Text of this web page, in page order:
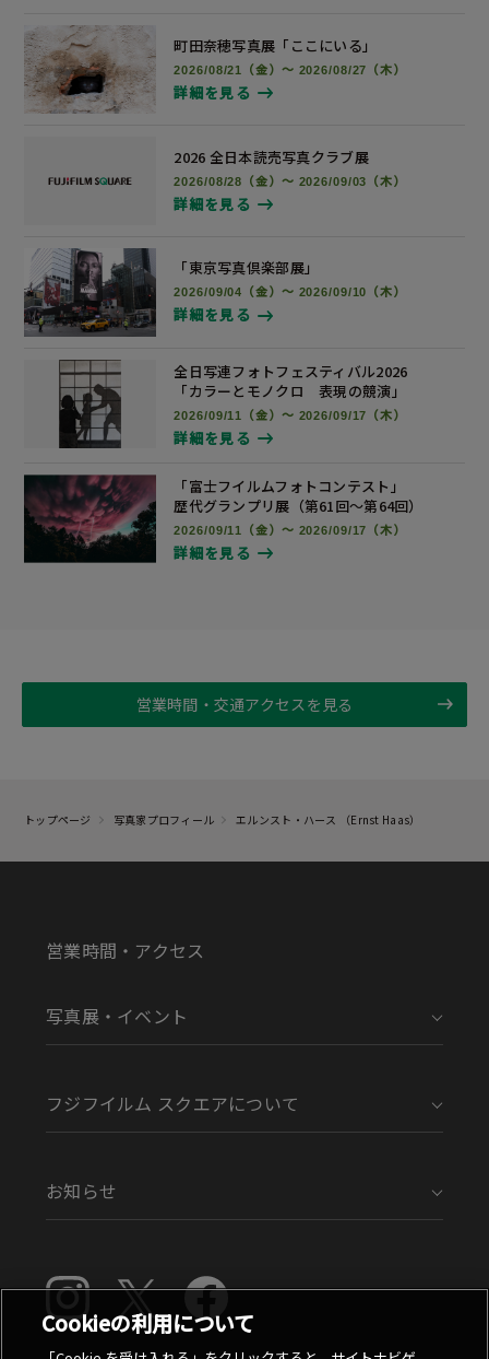
町田奈穂写真展 「ここにいる」
2026/08/21（金）～ 2026/08/27（木）
詳細を見る
2026 全日本読売写真クラブ展
2026/08/28（金）～ 2026/09/03（木）
詳細を見る
「東京写真倶楽部展」
2026/09/04（金）～ 2026/09/10（木）
詳細を見る
全日写連フォトフェスティバル2026
「カラーとモノクロ 表現の競演」
2026/09/11（金）～ 2026/09/17（木）
詳細を見る
「富士フイルムフォトコンテスト」
歴代グランプリ展 （第61回～第64回）
2026/09/11（金）～ 2026/09/17（木）
詳細を見る
営業時間・交通アクセスを見る
トップページ 写真家プロフィール エルンスト・ハース （Ernst Haas）
営業時間・アクセス
写真展・イベント
フジフイルム スクエアについて
お知らせ
Cookieの利用について